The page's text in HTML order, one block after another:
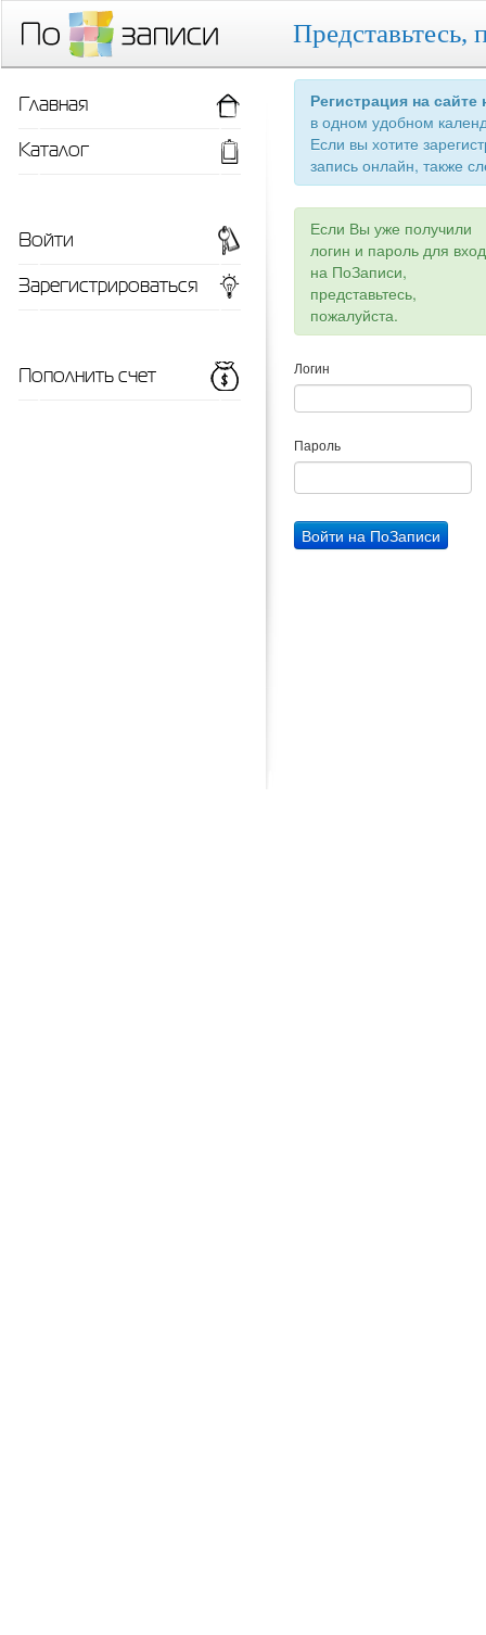
Представьтесь,
Регистрация на
в одном удобном
Если вы хотите
запись онлайн, также
Если Вы уже получили
логин и пароль для
на ПоЗаписи,
представьтесь,
пожалуйста.
Логин
Пароль
Главная
Каталог
Войти
Зарегистрироваться
Пополнить счет